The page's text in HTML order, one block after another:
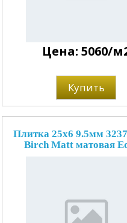
Цена: 5060/
Купить
Плитка 25x6 9.5мм
Birch Matt матовая